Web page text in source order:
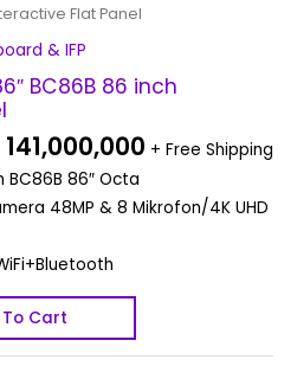
Flat Panel
& IFP
BC86B 86 inch
141,000,000 + Free Shipping
BC86B 86″ Octa
48MP & 8 Mikrofon/4K UHD
Cart